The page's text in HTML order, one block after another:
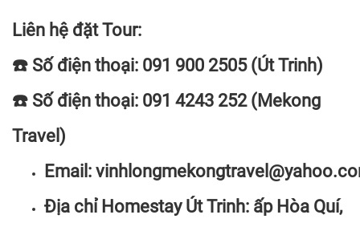
Liên hệ đặt Tour:
☎️ Số điện thoại: 091 900 2505 (Út Trinh)
☎️ Số điện thoại: 091 4243 252 (Mekong
Travel)
Email:
Địa chỉ Homestay Út Trinh: ấp Hòa Quí,